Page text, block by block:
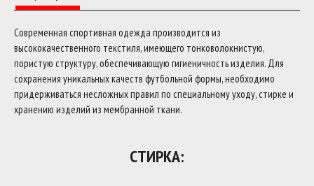
Современная спортивная одежда производится из
высококачественного текстиля, имеющего тонковолокнистую,
пористую структуру, обеспечивающую гигиеничность изделия. Для
сохранения уникальных качеств футбольной формы, необходимо
придерживаться несложных правил по специальному уходу, стирке и
хранению изделий из мембранной ткани.
СТИРКА: